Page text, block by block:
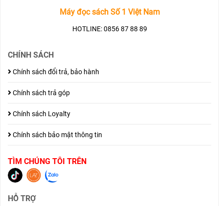
Máy đọc sách Số 1 Việt Nam
HOTLINE: 0856 87 88 89
CHÍNH SÁCH
Chính sách đổi trả, bảo hành
Chính sách trả góp
Chính sách Loyalty
Chính sách bảo mật thông tin
TÌM CHÚNG TÔI TRÊN
HỖ TRỢ